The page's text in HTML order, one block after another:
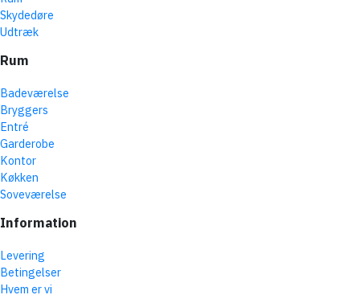
Skydedøre
Udtræk
Rum
Badeværelse
Bryggers
Entré
Garderobe
Kontor
Køkken
Soveværelse
Information
Levering
Betingelser
Hvem er vi